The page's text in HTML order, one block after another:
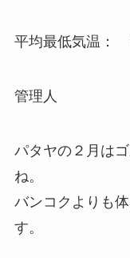
平均最低気温：
管理人
パタヤの２月は
ね。
バンコクよりも
す。